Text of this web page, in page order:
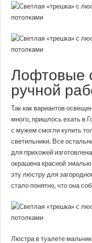
Лофтовые
ручной
Так как вариантов
много, пришлось ехать в
с мужем смогли купить
светильники. Все
для прихожей
окрашена красной
эту люстру для
стало понятно, что она
Люстра в туалете